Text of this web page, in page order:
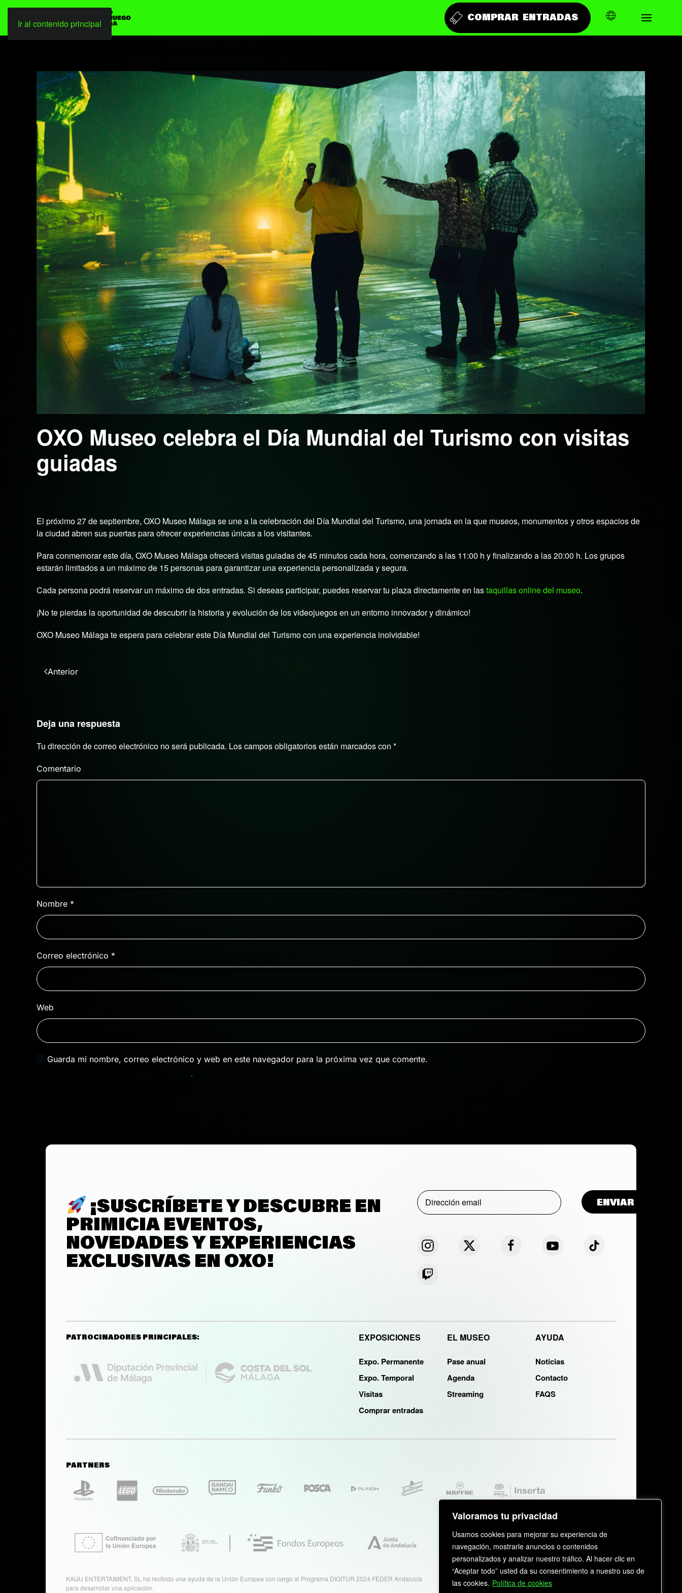
Valoramos tu privacidad
Usamos cookies para mejorar su experiencia de
navegación, mostrarle anuncios o contenidos
personalizados y analizar nuestro tráfico. Al hacer clic en
“Aceptar todo” usted da su consentimiento a nuestro uso de
las cookies. Política de cookies
Ir al contenido principal
COMPRAR ENTRADAS
OXO Museo celebra el Día Mundial del Turismo con visitas
guiadas
El próximo 27 de septiembre, OXO Museo Málaga se une a la celebración del Día Mundial del Turismo, una jornada en la que museos, monumentos y otros espacios de
la ciudad abren sus puertas para ofrecer experiencias únicas a los visitantes.
Para conmemorar este día, OXO Museo Málaga ofrecerá visitas guiadas de 45 minutos cada hora, comenzando a las 11:00 h y finalizando a las 20:00 h. Los grupos
estarán limitados a un máximo de 15 personas para garantizar una experiencia personalizada y segura.
Cada persona podrá reservar un máximo de dos entradas. Si deseas participar, puedes reservar tu plaza directamente en lastaquillas online del museo.
¡No te pierdas la oportunidad de descubrir la historia y evolución de los videojuegos en un entorno innovador y dinámico!
OXO Museo Málaga te espera para celebrar este Día Mundial del Turismo con una experiencia inolvidable!
Anterior
Deja una respuesta
Tu dirección de correo electrónico no será publicada. Los campos obligatorios están marcados con *
Comentario
Nombre *
Correo electrónico *
Web
Guarda mi nombre, correo electrónico y web en este navegador para la próxima vez que comente.
¡SUSCRÍBETE Y DESCUBRE EN
PRIMICIA EVENTOS,
NOVEDADES Y EXPERIENCIAS
EXCLUSIVAS EN OXO!
PATROCINADORES PRINCIPALES: EXPOSICIONES
Expo. Permanente
Expo. Temporal
Visitas
Comprar entradas
EL MUSEO
Pase anual
Agenda
Streaming
AYUDA
Noticias
Contacto
FAQS
PARTNERS
KAIJU ENTERTAIMENT, SL ha recibido una ayuda de la Unión Europea con cargo al Programa DIGITUR 2024 FEDER Andalucía
para desarrollar una aplicación.
ENTIDAD COLABORADORA: KAYAK